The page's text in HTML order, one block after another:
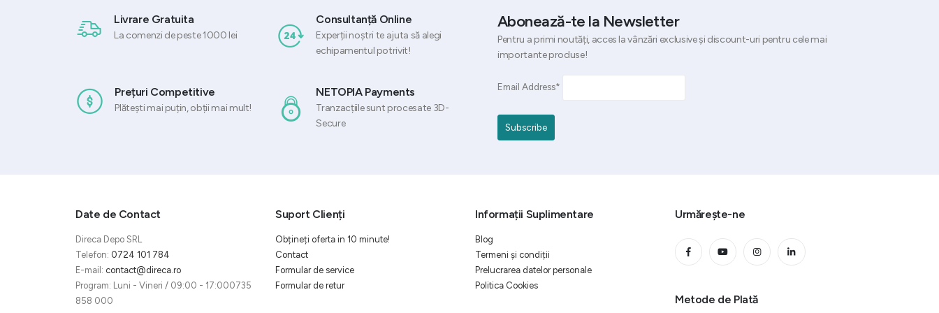
Livrare Gratuita
La comenzi de peste 1000 lei
Consultanță Online
Experții noștri te ajuta să alegi
echipamentul potrivit!
Prețuri Competitive
Plătești mai puțin, obții mai mult!
NETOPIA Payments
Tranzacțiile sunt procesate 3D-
Secure
Abonează-te la Newsletter
Pentru a primi noutăți, acces la vânzări exclusive și discount-uri pentru cele mai
importante produse!
Email Address*
Date de Contact
Direca Depo SRL
Telefon: 0724 101 784
E-mail: contact@direca.ro
Program: Luni - Vineri / 09:00 - 17:000735
858 000
Suport Clienți
Obțineți oferta in 10 minute!
Contact
Formular de service
Formular de retur
Informații Suplimentare
Blog
Termeni și condiții
Prelucrarea datelor personale
Politica Cookies
Urmărește-ne
Metode de Plată